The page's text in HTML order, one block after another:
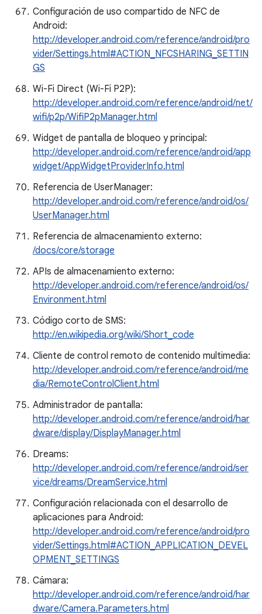
Configuración de uso compartido de NFC de
Android:
http://developer.android.com/reference/android/pro
vider/Settings.html#ACTION_NFCSHARING_SETTIN
GS
Wi-Fi Direct (Wi-Fi P2P):
http://developer.android.com/reference/android/net/
wifi/p2p/WifiP2pManager.html
Widget de pantalla de bloqueo y principal:
http://developer.android.com/reference/android/app
widget/AppWidgetProviderInfo.html
Referencia de UserManager:
http://developer.android.com/reference/android/os/
UserManager.html
Referencia de almacenamiento externo:
/docs/core/storage
APIs de almacenamiento externo:
http://developer.android.com/reference/android/os/
Environment.html
Código corto de SMS:
http://en.wikipedia.org/wiki/Short_code
Cliente de control remoto de contenido multimedia:
http://developer.android.com/reference/android/me
dia/RemoteControlClient.html
Administrador de pantalla:
http://developer.android.com/reference/android/har
dware/display/DisplayManager.html
Dreams:
http://developer.android.com/reference/android/ser
vice/dreams/DreamService.html
Configuración relacionada con el desarrollo de
aplicaciones para Android:
http://developer.android.com/reference/android/pro
vider/Settings.html#ACTION_APPLICATION_DEVEL
OPMENT_SETTINGS
Cámara:
http://developer.android.com/reference/android/har
dware/Camera.Parameters.html